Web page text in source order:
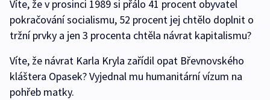
Víte, že v prosinci 1989 si přálo 41 procent obyvatel
pokračování socialismu, 52 procent jej chtělo doplnit o
tržní prvky a jen 3 procenta chtěla návrat kapitalismu?
Víte, že návrat Karla Kryla zařídil opat Břevnovského
kláštera Opasek? Vyjednal mu humanitární vízum na
pohřeb matky.